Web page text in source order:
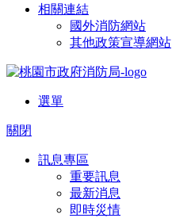
相關連結
國外消防網站
其他政策宣導網站
選單
關閉
訊息專區
重要訊息
最新消息
即時災情